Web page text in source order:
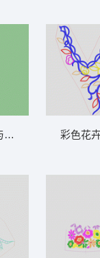
蝴蝶装饰图案 小红花
彩色花